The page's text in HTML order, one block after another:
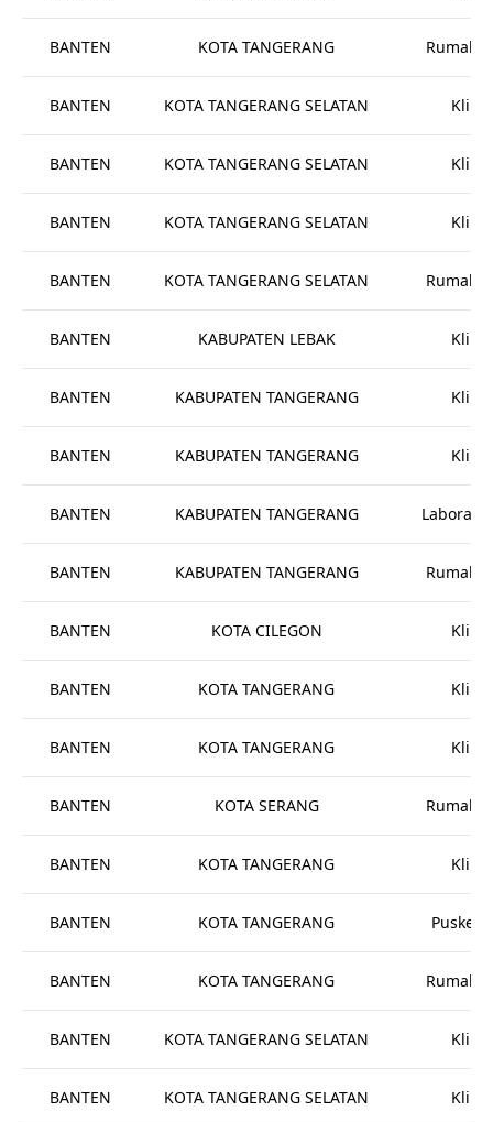
BANTEN KOTA TANGERANG Rumah
BANTEN KOTA TANGERANG SELATAN Klinik
BANTEN KOTA TANGERANG SELATAN Klinik
BANTEN KOTA TANGERANG SELATAN Klinik
BANTEN KOTA TANGERANG SELATAN Rumah
BANTEN KABUPATEN LEBAK Klinik
BANTEN KABUPATEN TANGERANG Klinik
BANTEN KABUPATEN TANGERANG Klinik
BANTEN KABUPATEN TANGERANG
BANTEN KABUPATEN TANGERANG Rumah
BANTEN KOTA CILEGON Klinik
BANTEN KOTA TANGERANG Klinik
BANTEN KOTA TANGERANG Klinik
BANTEN KOTA SERANG Rumah
BANTEN KOTA TANGERANG Klinik
BANTEN KOTA TANGERANG
BANTEN KOTA TANGERANG Rumah
BANTEN KOTA TANGERANG SELATAN Klinik
BANTEN KOTA TANGERANG SELATAN Klinik